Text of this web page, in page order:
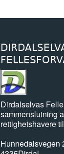
Dirdalselvas
sammenslutning
rettighetshavere
Hunnedalsvegen